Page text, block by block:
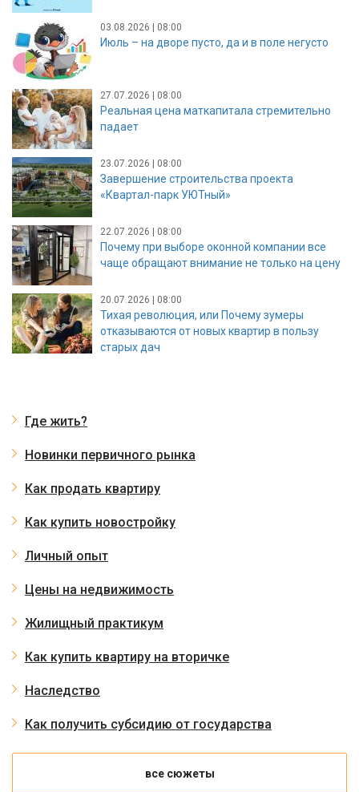
03.08.2026 | 08:00
Июль – на дворе пусто, да и в поле негусто
27.07.2026 | 08:00
Реальная цена маткапитала стремительно
падает
23.07.2026 | 08:00
Завершение строительства проекта
«Квартал-парк УЮТный»
22.07.2026 | 08:00
Почему при выборе оконной компании все
чаще обращают внимание не только на цену
20.07.2026 | 08:00
Тихая революция, или Почему зумеры
отказываются от новых квартир в пользу
старых дач
Где жить?
Новинки первичного рынка
Как продать квартиру
Как купить новостройку
Личный опыт
Цены на недвижимость
Жилищный практикум
Как купить квартиру на вторичке
Наследство
Как получить субсидию от государства
все сюжеты